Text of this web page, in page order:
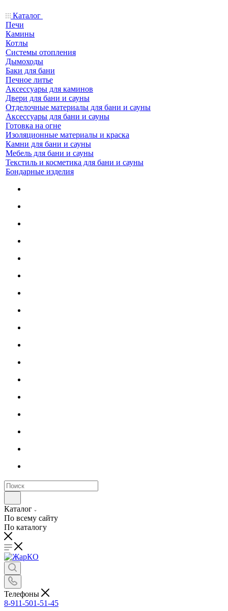
Каталог
Печи
Камины
Котлы
Системы отопления
Дымоходы
Баки для бани
Печное литье
Аксессуары для каминов
Двери для бани и сауны
Отделочные материалы для бани и сауны
Аксессуары для бани и сауны
Готовка на огне
Изоляционные материалы и краска
Камни для бани и сауны
Мебель для бани и сауны
Текстиль и косметика для бани и сауны
Бондарные изделия
Каталог
По всему сайту
По каталогу
Телефоны
8-911-501-51-45